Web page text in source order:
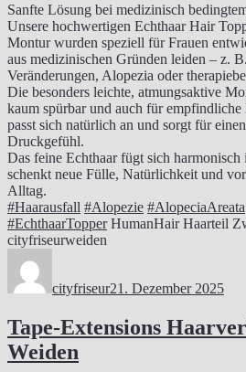
Sanfte Lösung bei medizinisch
Unsere hochwertigen Echthaar Hair
Montur wurden speziell für Frauen
aus medizinischen Gründen leiden – z.
Veränderungen, Alopezia oder
Die besonders leichte, atmungsaktive
kaum spürbar und auch für
passt sich natürlich an und sorgt für
Druckgefühl.
Das feine Echthaar fügt sich harmonisch
schenkt neue Fülle, Natürlichkeit und
Alltag.
#Haarausfall #Alopezie #AlopeciaAreata
#EchthaarTopperHumanHair Haarteil
cityfriseurweiden
cityfriseur21. Dezember 2025
Tape-Extensions
Weiden